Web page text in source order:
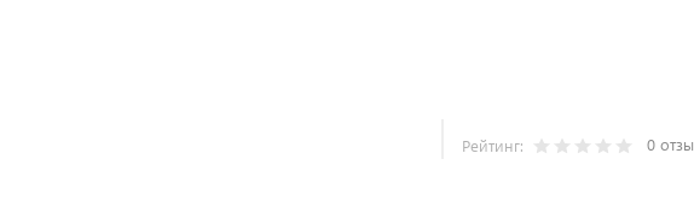
Рейтинг: 0